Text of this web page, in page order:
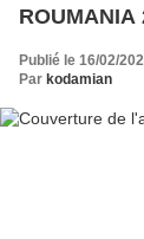
ROUMANIA
Publié le 16/02/
Par kodamian